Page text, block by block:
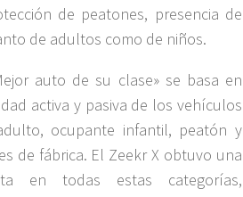
de peatones, presencia de
de adultos como de niños.
auto de su clase» se basa en
activa y pasiva de los vehículos
ocupante infantil, peatón y
de fábrica. El Zeekr X obtuvo una
en todas estas categorías,